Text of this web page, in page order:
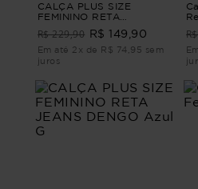
CALÇA PLUS SIZE
FEMININO RETA
ALFAIATARIA LEEDS Azul
G
R$ 229,90 R$ 149,90
Em até 2x de R$ 74,95 sem
juros